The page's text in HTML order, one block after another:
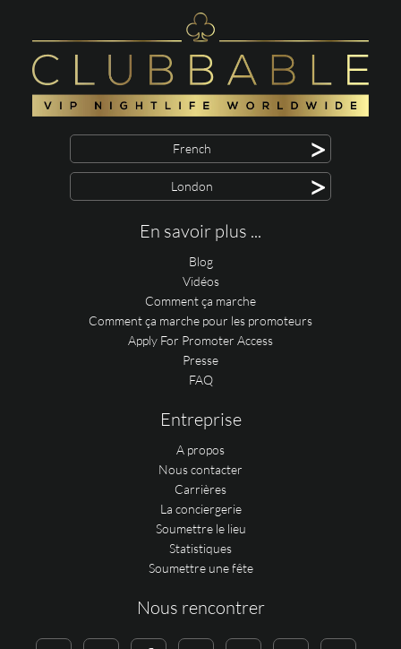
French >
London >
En savoir plus ...
Blog
Vidéos
Comment ça marche
Comment ça marche pour les promoteurs
Apply For Promoter Access
Presse
FAQ
Entreprise
A propos
Nous contacter
Carrières
La conciergerie
Soumettre le lieu
Statistiques
Soumettre une fête
Nous rencontrer